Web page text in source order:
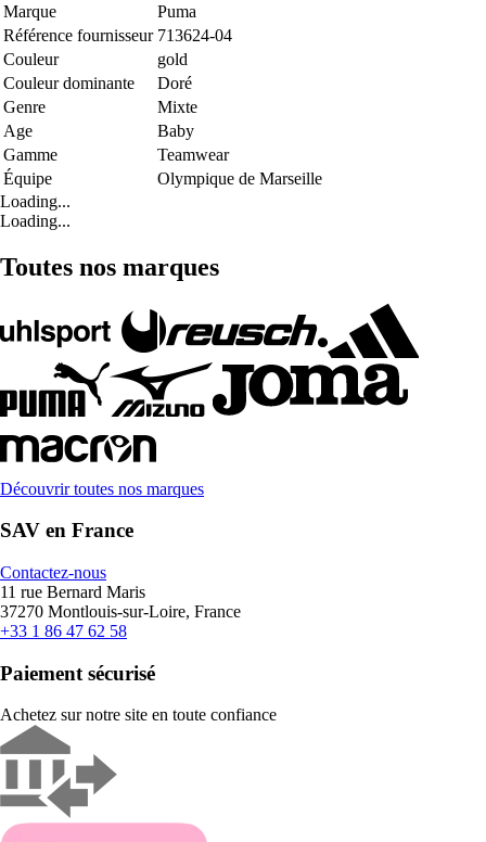
Marque
Puma
Référence fournisseur 713624-04
Couleur
gold
Couleur dominante
Doré
Genre
Mixte
Age
Baby
Gamme
Teamwear
Équipe
Olympique de Marseille
Loading...
Loading...
Toutes nos marques
Découvrir toutes nos marques
SAV en France
Contactez-nous
11 rue Bernard Maris
37270 Montlouis-sur-Loire, France
+33 1 86 47 62 58
Paiement sécurisé
Achetez sur notre site en toute confiance